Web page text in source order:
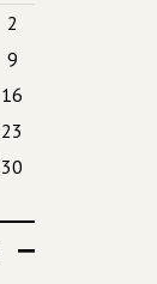
2
9
16
23
30